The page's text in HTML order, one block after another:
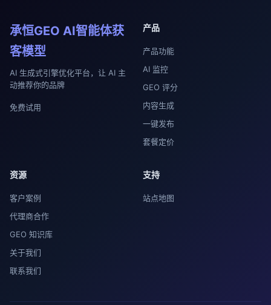
承恒GEO AI智能体获
客模型
AI 生成式引擎优化平台，让 AI 主
动推荐你的品牌
免费试用
产品
产品功能
AI 监控
GEO 评分
内容生成
一键发布
套餐定价
资源
客户案例
代理商合作
GEO 知识库
关于我们
联系我们
支持
站点地图